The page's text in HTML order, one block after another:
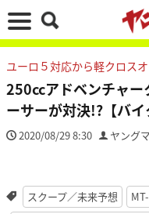
ユーロ５対応から軽クロス
250ccアドベンチャー
ーサーが対決!?【バイ
2020/08/29 8:30 ヤング
スクープ／未来予想